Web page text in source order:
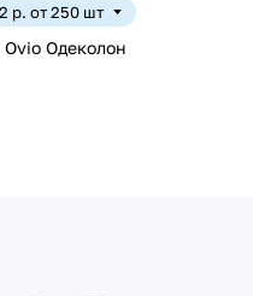
р. от 250 шт
Одеколон